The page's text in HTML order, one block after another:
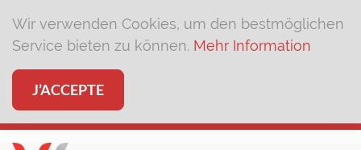
Wir verwenden Cookies, um den bestmöglichen
Service bieten zu können. Mehr Information
J’ACCEPTE